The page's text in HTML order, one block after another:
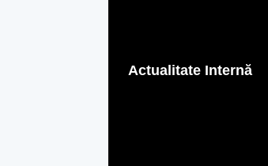
Actualitate Internă